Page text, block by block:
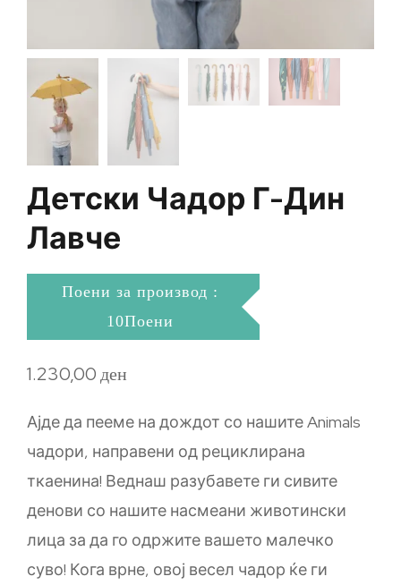
Детски Чадор Г-Дин
Лавче
Поени за производ :
10Поени
1.230,00ден
Ајде да пееме на дождот со нашите Animals
чадори, направени од рециклирана
ткаенина! Веднаш разубавете ги сивите
денови со нашите насмеани животински
лица за да го одржите вашето малечко
суво! Кога врне, овој весел чадор ќе ги